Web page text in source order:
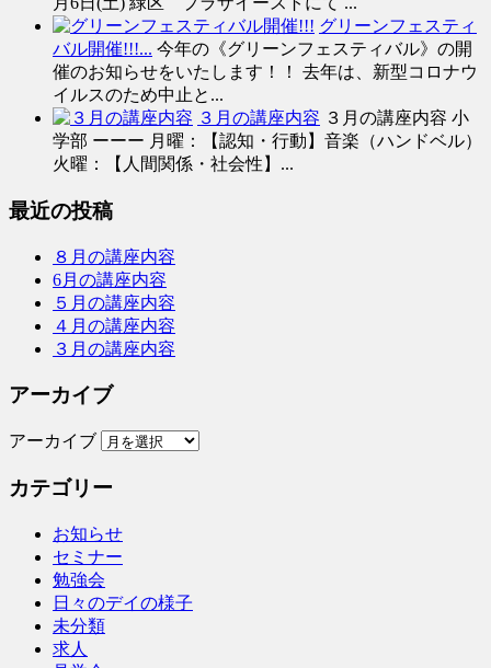
グリーンフェスティ
バル開催!!!... 今年の《グリーンフェスティバル》の開
催のお知らせをいたします！！ 去年は、新型コロナウ
イルスのため中止と...
３月の講座内容 ３月の講座内容 小
学部 ーーー 月曜：【認知・行動】音楽（ハンドベル）
火曜：【人間関係・社会性】...
最近の投稿
８月の講座内容
6月の講座内容
５月の講座内容
４月の講座内容
３月の講座内容
アーカイブ
アーカイブ
カテゴリー
お知らせ
セミナー
勉強会
日々のデイの様子
未分類
求人